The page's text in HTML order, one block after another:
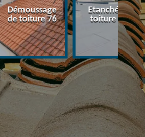
Etanchéité
toiture 76
Nettoyage de
toiture 76